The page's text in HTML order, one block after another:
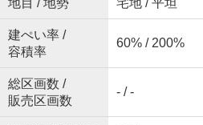
地目 / 地勢 宅地 / 平坦
建ぺい率 /
容積率
60% / 200%
総区画数 /
販売区画数
- / -